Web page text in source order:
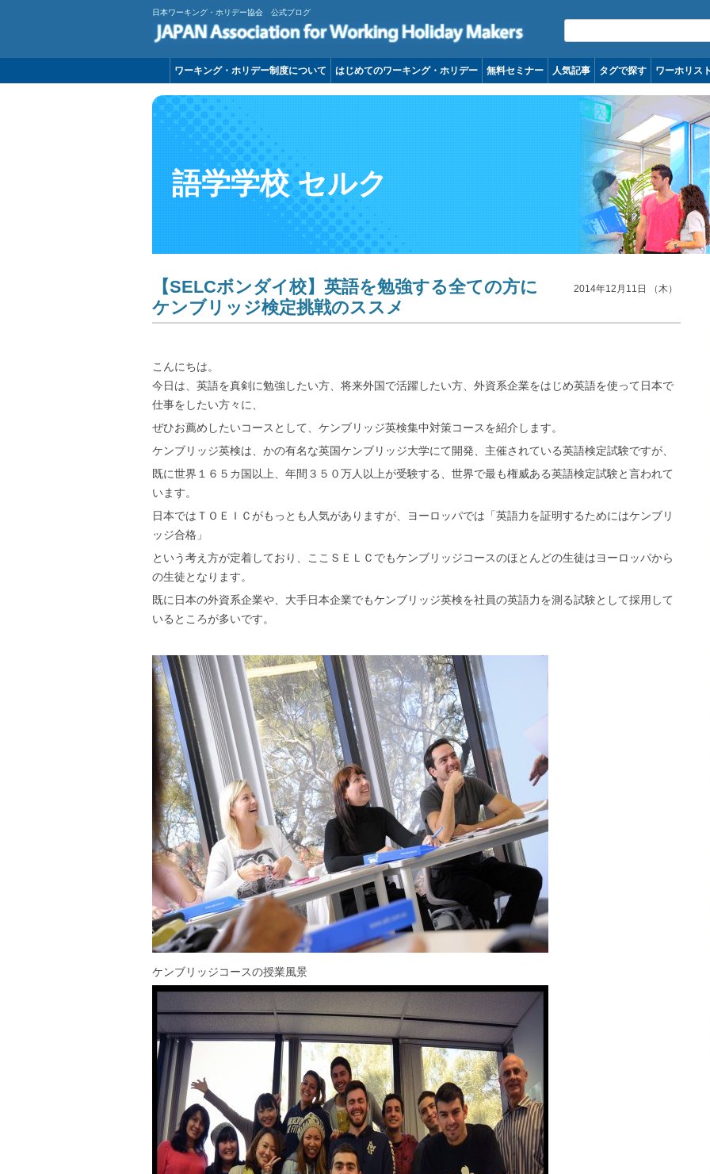
日本ワーキング・ホリデー協会 公式ブログ
コンテンツへ移動
ワーキング・ホリデー制度について はじめてのワーキング・ホリデー 無料セミナー 人気記事 タグで探す ワーホリス
語学学校 セルク
【SELCボンダイ校】英語を勉強する全ての方に
ケンブリッジ検定挑戦のススメ
2014年12月11日 （木）
こんにちは。
今日は、英語を真剣に勉強したい方、将来外国で活躍したい方、外資系企業をはじめ英語を使って日本で
仕事をしたい方々に、
ぜひお薦めしたいコースとして、ケンブリッジ英検集中対策コースを紹介します。
ケンブリッジ英検は、かの有名な英国ケンブリッジ大学にて開発、主催されている英語検定試験ですが、
既に世界１６５カ国以上、年間３５０万人以上が受験する、世界で最も権威ある英語検定試験と言われて
います。
日本ではＴＯＥＩＣがもっとも人気がありますが、ヨーロッパでは「英語力を証明するためにはケンブリ
ッジ合格」
という考え方が定着しており、ここＳＥＬＣでもケンブリッジコースのほとんどの生徒はヨーロッパから
の生徒となります。
既に日本の外資系企業や、大手日本企業でもケンブリッジ英検を社員の英語力を測る試験として採用して
いるところが多いです。
ケンブリッジコースの授業風景